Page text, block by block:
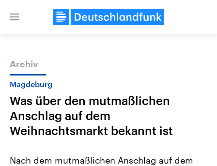
Close
Themen
Archiv
Magdeburg
Was über den mutmaßlichen
Anschlag auf dem
Weihnachtsmarkt bekannt ist
Nach dem mutmaßlichen Anschlag auf dem